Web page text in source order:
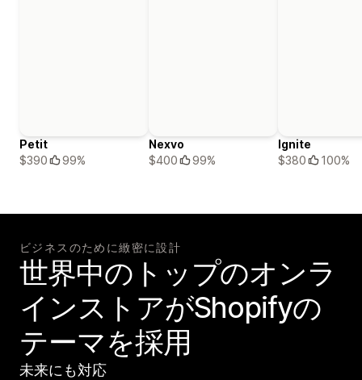
Petit
$390
99%
Nexvo
$400
99%
Ignite
$380
100%
ビジネスのために緻密に設計
世界中のトップのオンラ
インストアがShopifyの
テーマを採用
未来にも対応